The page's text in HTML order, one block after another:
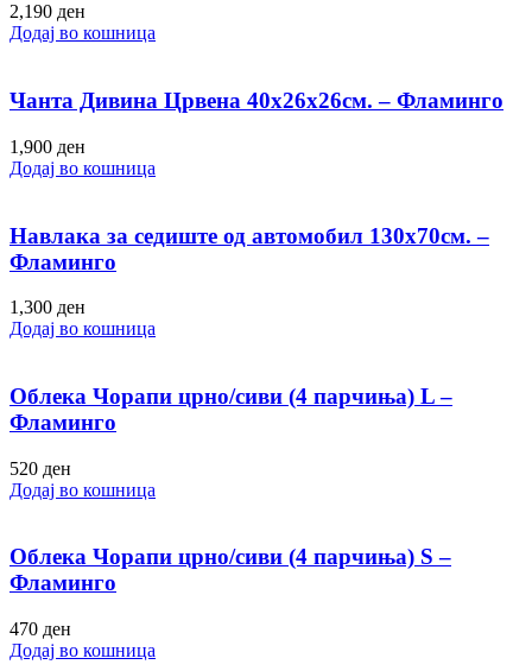
2,190 ден
Додај во кошница
Чанта Дивина Црвена 40х26х26см. – Фламинго
1,900 ден
Додај во кошница
Навлака за седиште од автомобил 130х70см. –
Фламинго
1,300 ден
Додај во кошница
Облека Чорапи црно/сиви (4 парчиња) L –
Фламинго
520 ден
Додај во кошница
Облека Чорапи црно/сиви (4 парчиња) S –
Фламинго
470 ден
Додај во кошница